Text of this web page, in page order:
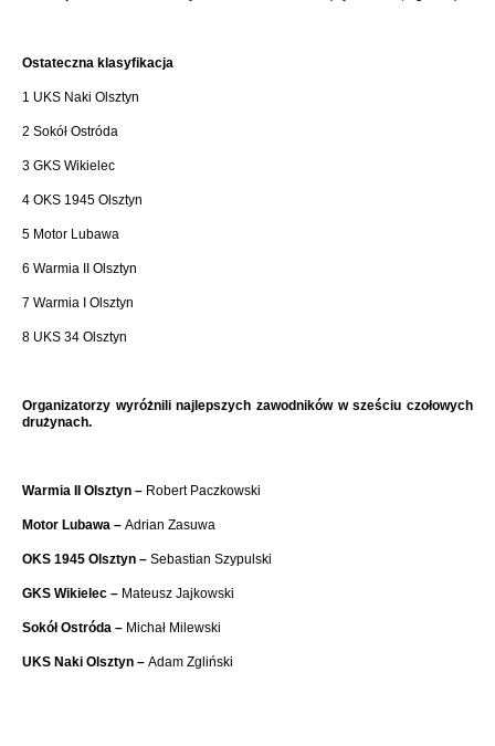
Ostateczna klasyfikacja
1 UKS Naki Olsztyn
2 Sokół Ostróda
3 GKS Wikielec
4 OKS 1945 Olsztyn
5 Motor Lubawa
6 Warmia II Olsztyn
7 Warmia I Olsztyn
8 UKS 34 Olsztyn
Organizatorzy wyróżnili najlepszych zawodników w sześciu czołowych
drużynach.
Warmia II Olsztyn – Robert Paczkowski
Motor Lubawa – Adrian Zasuwa
OKS 1945 Olsztyn – Sebastian Szypulski
GKS Wikielec – Mateusz Jajkowski
Sokół Ostróda – Michał Milewski
UKS Naki Olsztyn – Adam Zgliński